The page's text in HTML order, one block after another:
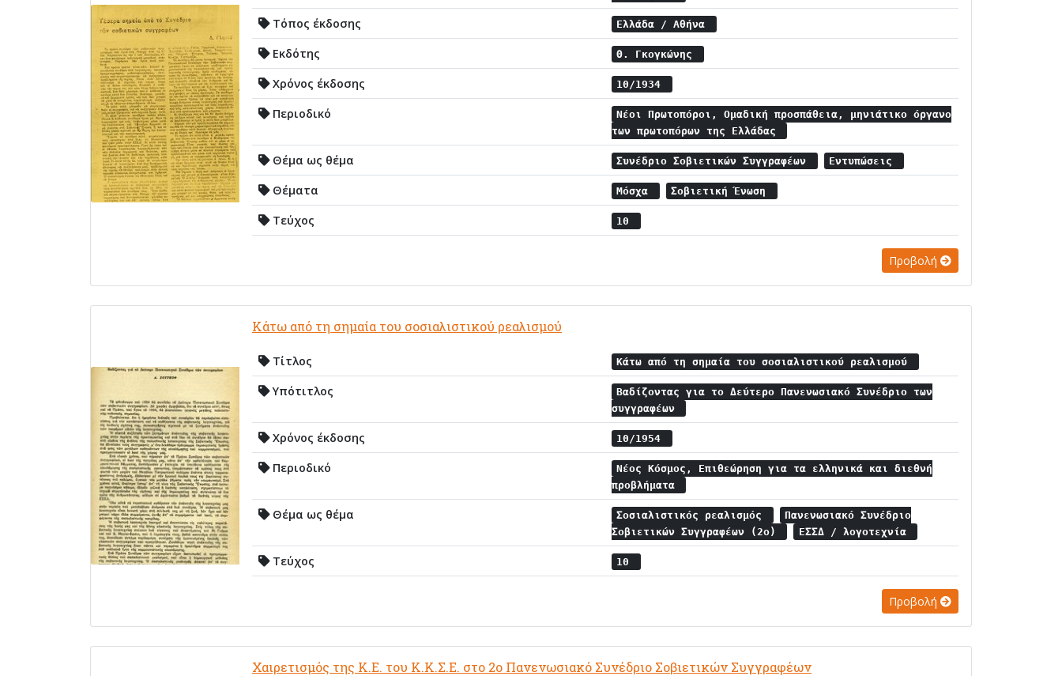
Τόπος έκδοσης Ελλάδα / Αθήνα
Εκδότης Θ. Γκογκώνης
Χρόνος έκδοσης 10/1934
Περιοδικό
Νέοι Πρωτοπόροι, Ομαδική προσπάθεια, μηνιάτικο όργανο
των πρωτοπόρων της Ελλάδας
Θέμα ως θέμα Συνέδριο Σοβιετικών Συγγραφέων Εντυπώσεις
Θέματα Μόσχα Σοβιετική Ένωση
Τεύχος 10
Προβολή
Κάτω από τη σημαία του σοσιαλιστικού ρεαλισμού
Τίτλος Κάτω από τη σημαία του σοσιαλιστικού ρεαλισμού
Υπότιτλος
Βαδίζοντας για το Δεύτερο Πανενωσιακό Συνέδριο των
συγγραφέων
Χρόνος έκδοσης 10/1954
Περιοδικό
Νέος Κόσμος, Επιθεώρηση για τα ελληνικά και διεθνή
προβλήματα
Θέμα ως θέμα Σοσιαλιστικός ρεαλισμός
Πανενωσιακό Συνέδριο
Σοβιετικών Συγγραφέων (2ο)
ΕΣΣΔ / λογοτεχνία
Τεύχος 10
Προβολή
Χαιρετισμός της Κ.Ε. του Κ.Κ.Σ.Ε. στο 2ο Πανενωσιακό Συνέδριο Σοβιετικών Συγγραφέων